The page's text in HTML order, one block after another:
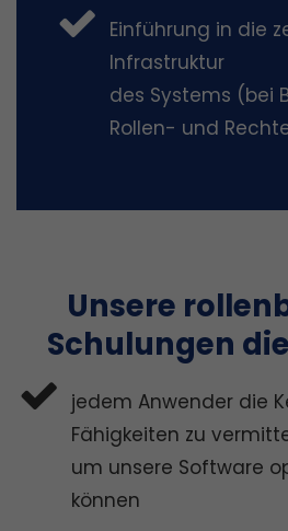
Einführung in die
Infrastruktur
des Systems (bei
Rollen- und
Unsere
Schulungen
jedem Anwender die
Fähigkeiten zu
um unsere Software
können